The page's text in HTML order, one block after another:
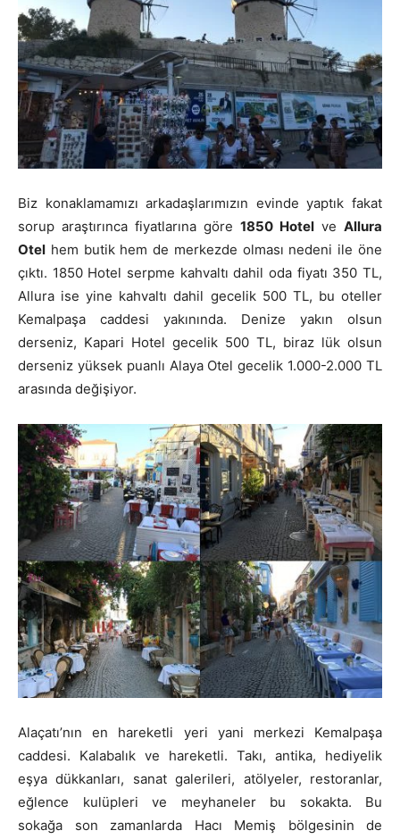
Biz konaklamamızı arkadaşlarımızın evinde yaptık fakat
sorup araştırınca fiyatlarına göre 1850 Hotel ve Allura
Otel hem butik hem de merkezde olması nedeni ile öne
çıktı. 1850 Hotel serpme kahvaltı dahil oda fiyatı 350 TL,
Allura ise yine kahvaltı dahil gecelik 500 TL, bu oteller
Kemalpaşa caddesi yakınında. Denize yakın olsun
derseniz, Kapari Hotel gecelik 500 TL, biraz lük olsun
derseniz yüksek puanlı Alaya Otel gecelik 1.000-2.000 TL
arasında değişiyor.
Alaçatı’nın en hareketli yeri yani merkezi Kemalpaşa
caddesi. Kalabalık ve hareketli. Takı, antika, hediyelik
eşya dükkanları, sanat galerileri, atölyeler, restoranlar,
eğlence kulüpleri ve meyhaneler bu sokakta. Bu
sokağa son zamanlarda Hacı Memiş bölgesinin de